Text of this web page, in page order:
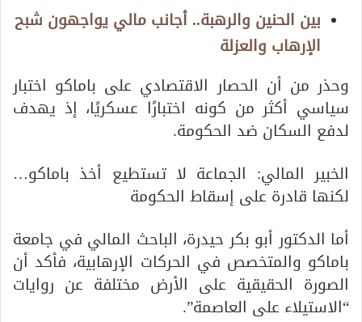
بين الحنين والرهبة.. أجانب مالي يواجهون شبح
الإرهاب والعزلة
وحذر من أن الحصار الاقتصادي على باماكو اختبار
سياسي أكثر من كونه اختبارًا عسكريًا، إذ يهدف
لدفع السكان ضد الحكومة.
الخبير المالي: الجماعة لا تستطيع أخذ باماكو…
لكنها قادرة على إسقاط الحكومة
أما الدكتور أبو بكر حيدرة، الباحث المالي في جامعة
باماكو والمتخصص في الحركات الإرهابية، فأكد أن
الصورة الحقيقية على الأرض مختلفة عن روايات
“الاستيلاء على العاصمة”.